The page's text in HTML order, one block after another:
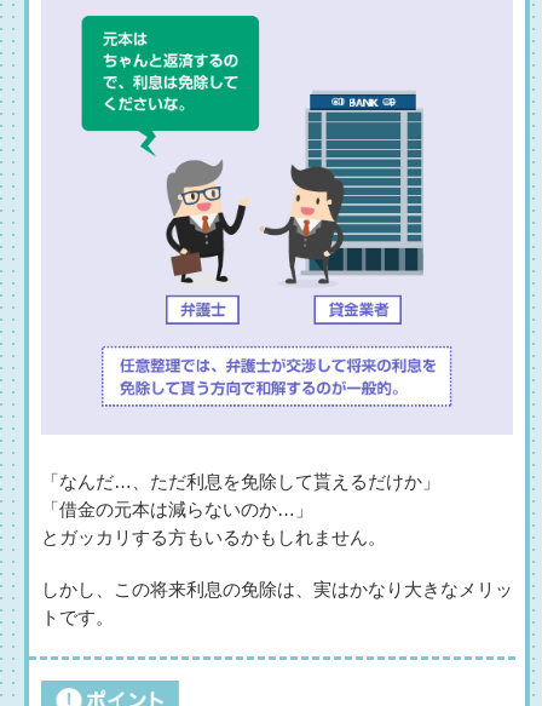
「なんだ…、ただ利息を免除して貰えるだけか」
「借金の元本は減らないのか…」
とガッカリする方もいるかもしれません。
しかし、この将来利息の免除は、実はかなり大きなメリッ
トです。